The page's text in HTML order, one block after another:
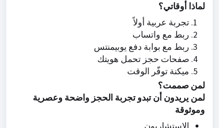
لماذا أوقاتي؟
تجربة عربية أولاً
ربط مع واتساب
ربط مع بوابة دفع يوبيمنتس
صفحات حجز تحمل هويتك
ميكنة توفّر الوقت
لمن صممت؟
لمن يريدون أن تبدو تجربة الحجز واضحة وعصرية
وموثوقة